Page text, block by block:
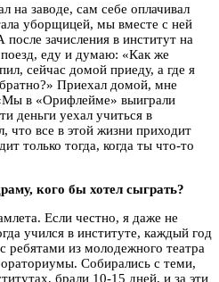
на заводе, сам себе оплачивал
уборщицей, мы вместе с ней
зачисления в институт на
еду и думаю: «Как же
сейчас домой приеду, а где я
Приехал домой, мне
в «Орифлейме» выиграли
деньги уехал учиться в
что все в этой жизни приходит
только тогда, когда ты что-то
кого бы хотел сыграть?
Если честно, я даже не
учился в институте, каждый год
из молодежного театра
Собирались с теми,
брали 10-15 дней, и за эти